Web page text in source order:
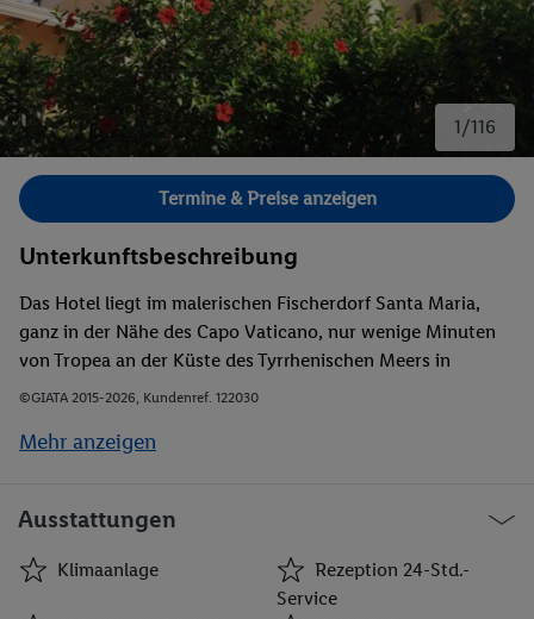
1/116
Bild 1 von 116.
Termine & Preise anzeigen
Unterkunftsbeschreibung
Das Hotel liegt im malerischen Fischerdorf Santa Maria,
ganz in der Nähe des Capo Vaticano, nur wenige Minuten
von Tropea an der Küste des Tyrrhenischen Meers in
Kalabrien entfernt. Es der ideale Ort, an dem man einen
elegante und komfortable Kulisse umgeben von
finden können, sind es ungefähr 2 km. Zu den Städten in
der näheren Umgebung zählen zudem Vibo Valentia (30
km), Tropea (10 km), Pizzo (40 km) und Briatico und Mileto
©GIATA 2015-2026, Kundenref. 122030
Mehr anzeigen
Ausstattungen
Klimaanlage
Rezeption 24-Std.-
Service